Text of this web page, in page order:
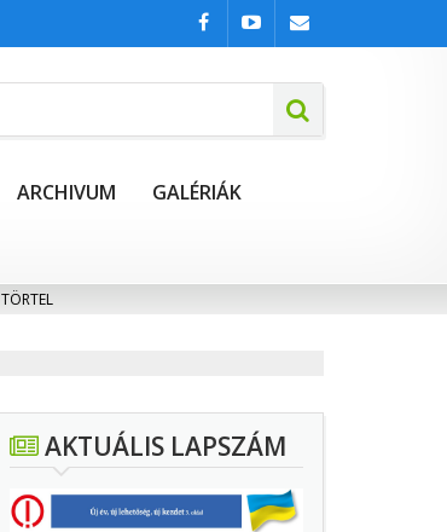
ARCHIVUM GALÉRIÁK
TÖRTEL
AKTUÁLIS LAPSZÁM